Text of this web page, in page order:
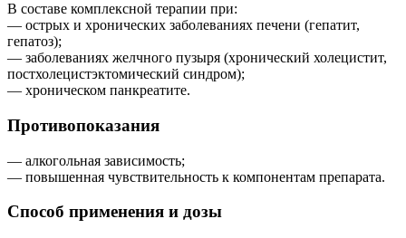
В составе комплексной терапии при:
— острых и хронических заболеваниях печени (гепатит,
гепатоз);
— заболеваниях желчного пузыря (хронический холецистит,
постхолецистэктомический синдром);
— хроническом панкреатите.
Противопоказания
— алкогольная зависимость;
— повышенная чувствительность к компонентам препарата.
Способ применения и дозы